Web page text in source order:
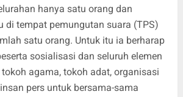
hanya satu orang dan
di tempat pemungutan suara (TPS)
satu orang. Untuk itu ia berharap
sosialisasi dan seluruh elemen
agama, tokoh adat, organisasi
pers untuk bersama-sama